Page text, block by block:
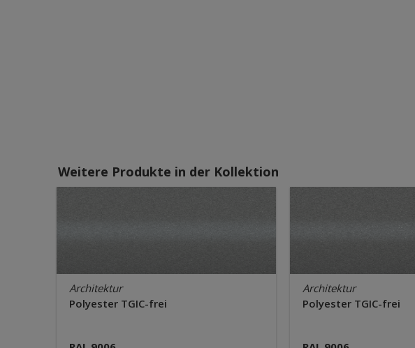
Weitere Produkte in der Kollektion
Architektur
Polyester TGIC-frei
Architektur
Polyester TGIC-frei